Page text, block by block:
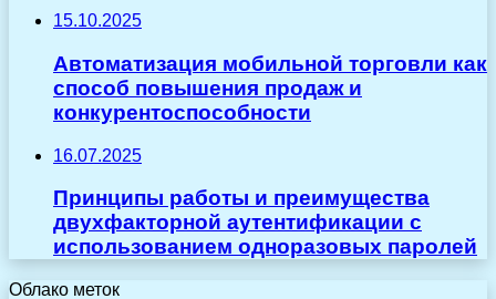
15.10.2025
Автоматизация мобильной торговли как
способ повышения продаж и
конкурентоспособности
16.07.2025
Принципы работы и преимущества
двухфакторной аутентификации с
использованием одноразовых паролей
Облако меток